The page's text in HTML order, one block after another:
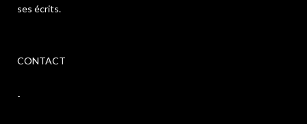
ses écrits.
CONTACT
-